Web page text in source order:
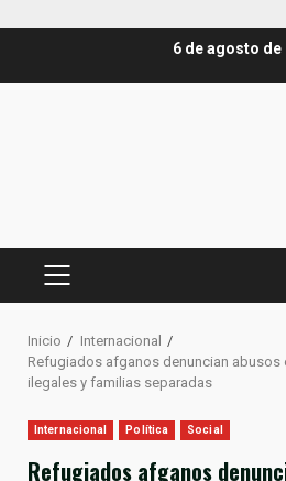
6 de agosto de
MENÚ
Inicio
Internacional
Refugiados afganos denuncian abusos
ilegales y familias separadas
Internacional Política Social
Refugiados afganos